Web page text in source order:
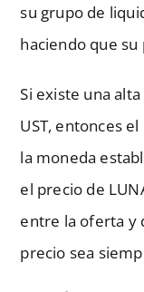
su grupo de
haciendo que su
Si existe una
UST, entonces
la moneda
el precio de
entre la oferta y
precio sea